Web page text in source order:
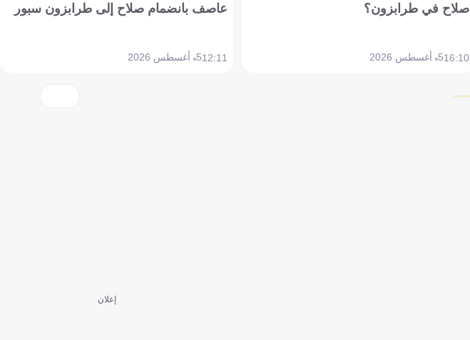
صلاح في طرابزون؟
16:105 أغسطس 2026
عاصف بانضمام صلاح إلى طرابزون سبور
12:115 أغسطس 2026
إعلان